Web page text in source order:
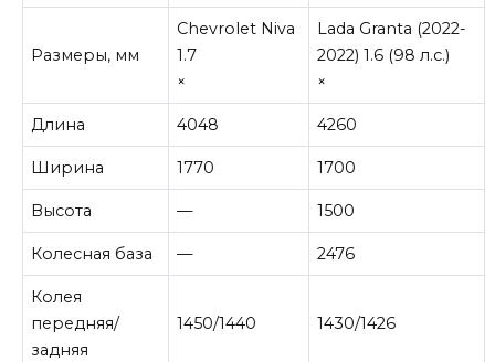
Размеры, мм
Chevrolet Niva
1.7
×
Lada Granta (2022-
2022) 1.6 (98 л.с.)
×
Длина 4048 4260
Ширина 1770 1700
Высота — 1500
Колесная база — 2476
Колея
передняя/
задняя
1450/1440 1430/1426